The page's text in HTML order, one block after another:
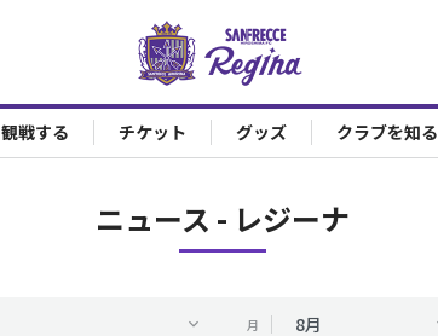
観戦する チケット グッズ クラブを知る
ニュース - レジーナ
月